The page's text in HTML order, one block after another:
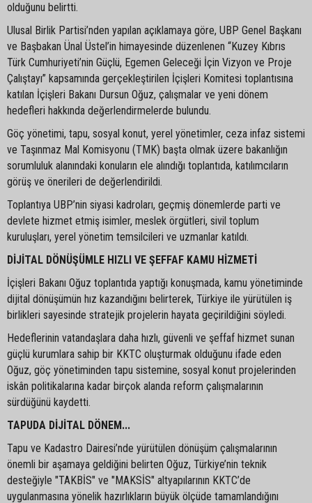
olduğunu belirtti.
Ulusal Birlik Partisi’nden yapılan açıklamaya göre, UBP Genel Başkanı
ve Başbakan Ünal Üstel’in himayesinde düzenlenen “Kuzey Kıbrıs
Türk Cumhuriyeti’nin Güçlü, Egemen Geleceği İçin Vizyon ve Proje
Çalıştayı” kapsamında gerçekleştirilen İçişleri Komitesi toplantısına
katılan İçişleri Bakanı Dursun Oğuz, çalışmalar ve yeni dönem
hedefleri hakkında değerlendirmelerde bulundu.
Göç yönetimi, tapu, sosyal konut, yerel yönetimler, ceza infaz sistemi
ve Taşınmaz Mal Komisyonu (TMK) başta olmak üzere bakanlığın
sorumluluk alanındaki konuların ele alındığı toplantıda, katılımcıların
görüş ve önerileri de değerlendirildi.
Toplantıya UBP’nin siyasi kadroları, geçmiş dönemlerde parti ve
devlete hizmet etmiş isimler, meslek örgütleri, sivil toplum
kuruluşları, yerel yönetim temsilcileri ve uzmanlar katıldı.
DİJİTAL DÖNÜŞÜMLE HIZLI VE ŞEFFAF KAMU HİZMETİ
İçişleri Bakanı Oğuz toplantıda yaptığı konuşmada, kamu yönetiminde
dijital dönüşümün hız kazandığını belirterek, Türkiye ile yürütülen iş
birlikleri sayesinde stratejik projelerin hayata geçirildiğini söyledi.
Hedeflerinin vatandaşlara daha hızlı, güvenli ve şeffaf hizmet sunan
güçlü kurumlara sahip bir KKTC oluşturmak olduğunu ifade eden
Oğuz, göç yönetiminden tapu sistemine, sosyal konut projelerinden
iskân politikalarına kadar birçok alanda reform çalışmalarının
sürdüğünü kaydetti.
TAPUDA DİJİTAL DÖNEM...
Tapu ve Kadastro Dairesi’nde yürütülen dönüşüm çalışmalarının
önemli bir aşamaya geldiğini belirten Oğuz, Türkiye’nin teknik
desteğiyle "TAKBİS" ve "MAKSİS" altyapılarının KKTC’de
uygulanmasına yönelik hazırlıkların büyük ölçüde tamamlandığını